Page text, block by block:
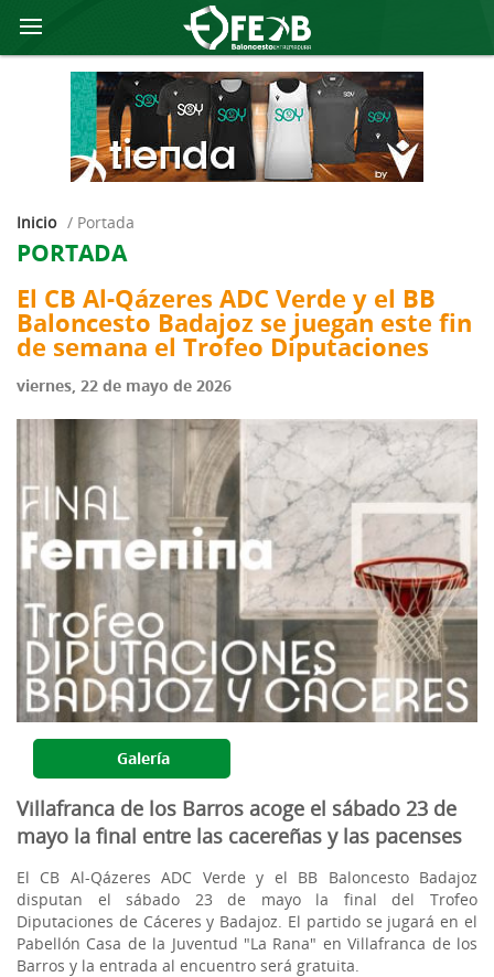
Inicio / portada
PORTADA
El CB Al-Qázeres ADC Verde y el BB
Baloncesto Badajoz se juegan este fin
de semana el Trofeo Diputaciones
viernes, 22 de mayo de 2026
Galería
Villafranca de los Barros acoge el sábado 23 de
mayo la final entre las cacereñas y las pacenses
El CB Al-Qázeres ADC Verde y el BB Baloncesto Badajoz
disputan el sábado 23 de mayo la final del Trofeo
Diputaciones de Cáceres y Badajoz. El partido se jugará en el
Pabellón Casa de la Juventud "La Rana" en Villafranca de los
Barros y la entrada al encuentro será gratuita.